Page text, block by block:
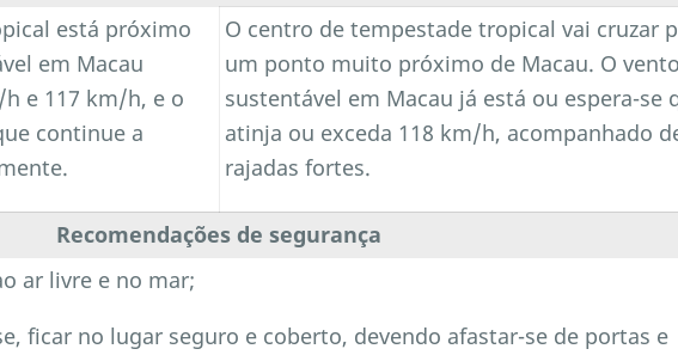
está próximo
em Macau
e 117 km/h, e o
continue a
O centro de tempestade tropical vai cruzar
um ponto muito próximo de Macau. O
sustentável em Macau já está ou espera-se
atinja ou exceda 118 km/h, acompanhado
rajadas fortes.
Recomendações de segurança
ar livre e no mar;
ficar no lugar seguro e coberto, devendo afastar-se de portas e